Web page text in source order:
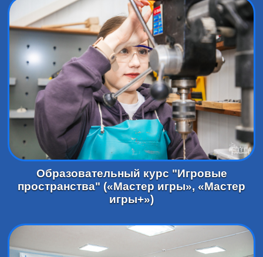
Образовательный курс "Игровые
пространства" («Мастер игры», «Мастер
игры+»)